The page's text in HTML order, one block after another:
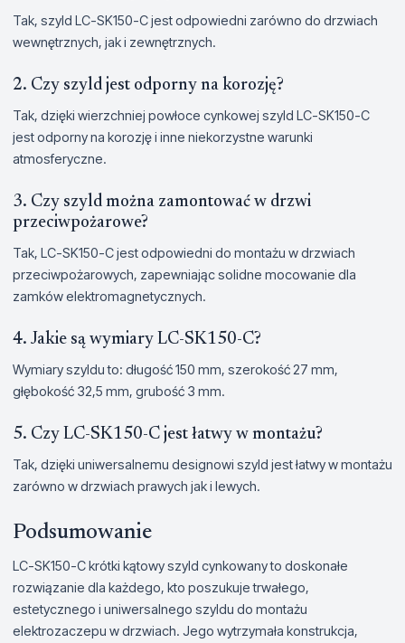
Tak, szyld LC-SK150-C jest odpowiedni zarówno do drzwiach
wewnętrznych, jak i zewnętrznych.
2. Czy szyld jest odporny na korozję?
Tak, dzięki wierzchniej powłoce cynkowej szyld LC-SK150-C
jest odporny na korozję i inne niekorzystne warunki
atmosferyczne.
3. Czy szyld można zamontować w drzwi
przeciwpożarowe?
Tak, LC-SK150-C jest odpowiedni do montażu w drzwiach
przeciwpożarowych, zapewniając solidne mocowanie dla
zamków elektromagnetycznych.
4. Jakie są wymiary LC-SK150-C?
Wymiary szyldu to: długość 150 mm, szerokość 27 mm,
głębokość 32,5 mm, grubość 3 mm.
5. Czy LC-SK150-C jest łatwy w montażu?
Tak, dzięki uniwersalnemu designowi szyld jest łatwy w montażu
zarówno w drzwiach prawych jak i lewych.
Podsumowanie
LC-SK150-C krótki kątowy szyld cynkowany to doskonałe
rozwiązanie dla każdego, kto poszukuje trwałego,
estetycznego i uniwersalnego szyldu do montażu
elektrozaczepu w drzwiach. Jego wytrzymała konstrukcja,